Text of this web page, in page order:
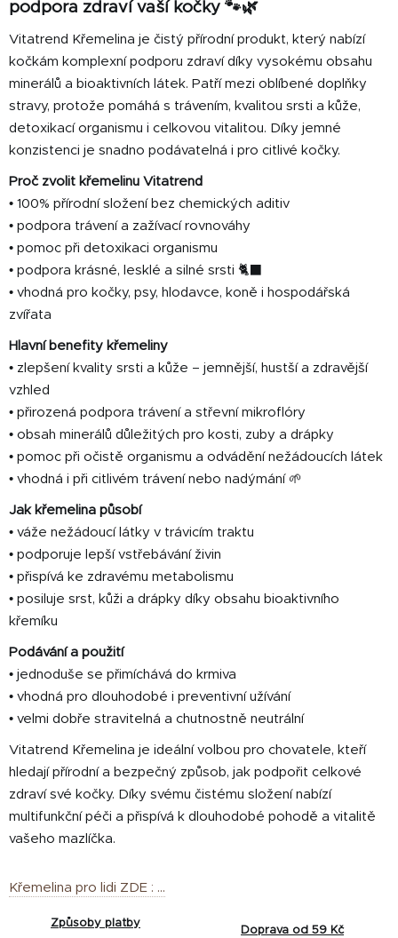
á
a
c
í
p
r
v
y
v
ý
s
u
podpora zdraví vaší kočky 🐾🌿
Vitatrend Křemelina je čistý přírodní produkt, který nabízí
kočkám komplexní podporu zdraví díky vysokému obsahu
minerálů a bioaktivních látek. Patří mezi oblíbené doplňky
stravy, protože pomáhá s trávením, kvalitou srsti a kůže,
detoxikací organismu i celkovou vitalitou. Díky jemné
konzistenci je snadno podávatelná i pro citlivé kočky.
Proč zvolit křemelinu Vitatrend
• 100% přírodní složení bez chemických aditiv
• podpora trávení a zažívací rovnováhy
• pomoc při detoxikaci organismu
• podpora krásné, lesklé a silné srsti 🐈‍⬛
• vhodná pro kočky, psy, hlodavce, koně i hospodářská
zvířata
Hlavní benefity křemeliny
• zlepšení kvality srsti a kůže – jemnější, hustší a zdravější
vzhled
• přirozená podpora trávení a střevní mikroflóry
• obsah minerálů důležitých pro kosti, zuby a drápky
• pomoc při očistě organismu a odvádění nežádoucích látek
• vhodná i při citlivém trávení nebo nadýmání 🌱
Jak křemelina působí
• váže nežádoucí látky v trávicím traktu
• podporuje lepší vstřebávání živin
• přispívá ke zdravému metabolismu
• posiluje srst, kůži a drápky díky obsahu bioaktivního
křemíku
Podávání a použití
• jednoduše se přimíchává do krmiva
• vhodná pro dlouhodobé i preventivní užívání
• velmi dobře stravitelná a chutnostně neutrální
Vitatrend Křemelina je ideální volbou pro chovatele, kteří
hledají přírodní a bezpečný způsob, jak podpořit celkové
zdraví své kočky. Díky svému čistému složení nabízí
multifunkční péči a přispívá k dlouhodobé pohodě a vitalitě
vašeho mazlíčka.
Křemelina pro lidi ZDE : ...
Způsoby platby
Doprava od 59 Kč